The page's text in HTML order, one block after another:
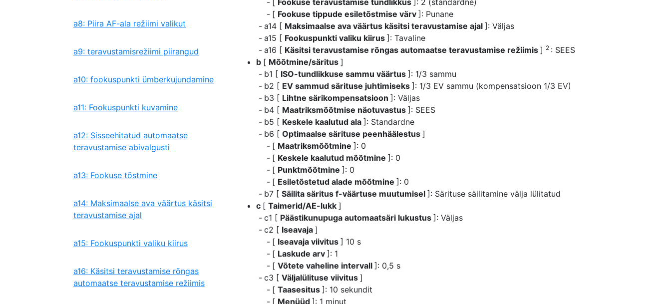
a8: Piira AF-ala režiimi valikut
a9: teravustamisrežiimi piirangud
a10: fookuspunkti ümberkujundamine
a11: Fookuspunkti kuvamine
a12: Sisseehitatud automaatse
teravustamise abivalgusti
a13: Fookuse tõstmine
a14: Maksimaalse ava väärtus käsitsi
teravustamise ajal
a15: Fookuspunkti valiku kiirus
a16: Käsitsi teravustamise rõngas
automaatse teravustamise režiimis
[ Fookuse teravustamise tundlikkus ]: 2 (standardne)
[ Fookuse tippude esiletõstmise värv ]: Punane
a14 [ Maksimaalse ava väärtus käsitsi teravustamise ajal ]: Väljas
a15 [ Fookuspunkti valiku kiirus ]: Tavaline
a16 [ Käsitsi teravustamise rõngas automaatse teravustamise režiimis ] 2 : SEES
b [ Mõõtmine/säritus ]
b1 [ ISO-tundlikkuse sammu väärtus ]: 1/3 sammu
b2 [ EV sammud särituse juhtimiseks ]: 1/3 EV sammu (kompensatsioon 1/3 EV)
b3 [ Lihtne särikompensatsioon ]: Väljas
b4 [ Maatriksmõõtmise näotuvastus ]: SEES
b5 [ Keskele kaalutud ala ]: Standardne
b6 [ Optimaalse särituse peenhäälestus ]
[ Maatriksmõõtmine ]: 0
[ Keskele kaalutud mõõtmine ]: 0
[ Punktmõõtmine ]: 0
[ Esiletõstetud alade mõõtmine ]: 0
b7 [ Säilita säritus f-väärtuse muutumisel ]: Särituse säilitamine välja lülitatud
c [ Taimerid/AE-lukk ]
c1 [ Päästikunupuga automaatsäri lukustus ]: Väljas
c2 [ Iseavaja ]
[ Iseavaja viivitus ] 10 s
[ Laskude arv ]: 1
[ Võtete vaheline intervall ]: 0,5 s
c3 [ Väljalülituse viivitus ]
[ Taasesitus ]: 10 sekundit
[ Menüüd ]: 1 minut